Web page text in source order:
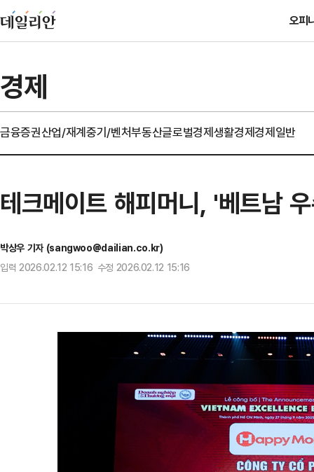
오피
경제
금융증권산업/재계중기/벤처부동산글로벌경제생활경제경제일반
테크메이트 해피머니, '베트남
박상우 기자 (sangwoo@dailian.co.kr)
입력 2026.02.12 15:16 수정 2026.02.12 15:16